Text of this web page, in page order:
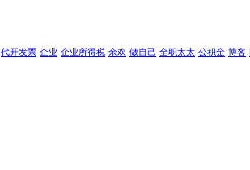
代开发票 企业 企业所得税 余欢 做自己 全职太太 公积金 博客